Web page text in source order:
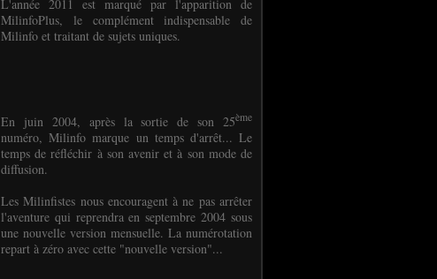
L'année 2011 est marqué par l'apparition de
MilinfoPlus, le complément indispensable de
Milinfo et traitant de sujets uniques.
En juin 2004, après la sortie de son 25ème
numéro, Milinfo marque un temps d'arrêt... Le
temps de réfléchir à son avenir et à son mode de
diffusion.
Les Milinfistes nous encouragent à ne pas arrêter
l'aventure qui reprendra en septembre 2004 sous
une nouvelle version mensuelle. La numérotation
repart à zéro avec cette "nouvelle version"...